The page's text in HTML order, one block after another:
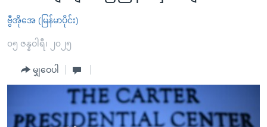
များ
ပင်မ
နိုင်ငံတကာ
အမေရိကန်
အစ္စရေး-ပါလက်စတိုင်း
ဗွီဒီယို
သတင်းလွတ်လပ်ခွင့်
အင်္ဂလိပ်စာလေ့လာမယ်
အမေရိကန်သုံးအီဒီယံ
မကြေးမုံရဲ့ အင်္ဂလိပ်စာ
အပတ်စဉ်ကဏ္ဍများ
ရေဒီယို
ရေဒီယိုနှင့်ရုပ်သံ အချက်အလက်များ
ဗွီအိုအေ (မြန်မာပိုင်း)
၀၅ ဇန္နဝါရီ၊ ၂၀၂၅
မျှဝေပါ